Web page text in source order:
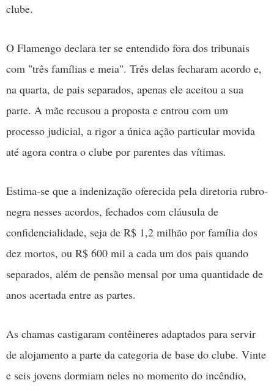
clube.
O Flamengo declara ter se entendido fora dos tribunais
com "três famílias e meia". Três delas fecharam acordo e,
na quarta, de pais separados, apenas ele aceitou a sua
parte. A mãe recusou a proposta e entrou com um
processo judicial, a rigor a única ação particular movida
até agora contra o clube por parentes das vítimas.
Estima-se que a indenização oferecida pela diretoria rubro-
negra nesses acordos, fechados com cláusula de
confidencialidade, seja de R$ 1,2 milhão por família dos
dez mortos, ou R$ 600 mil a cada um dos pais quando
separados, além de pensão mensal por uma quantidade de
anos acertada entre as partes.
As chamas castigaram contêineres adaptados para servir
de alojamento a parte da categoria de base do clube. Vinte
e seis jovens dormiam neles no momento do incêndio,